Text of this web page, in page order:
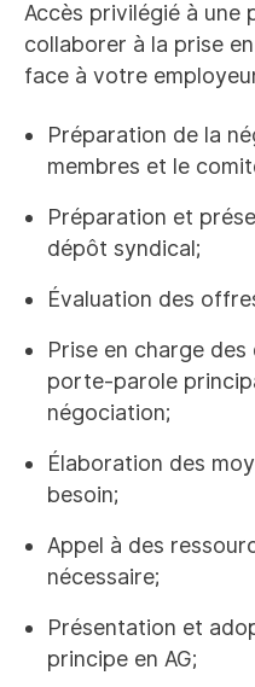
Accès privilégié à une
collaborer à la prise
face à votre
Préparation de la
membres et le
Préparation et
dépôt syndical;
Évaluation des
Prise en charge
porte-parole
négociation;
Élaboration des
besoin;
Appel à des
nécessaire;
Présentation et
principe en AG;